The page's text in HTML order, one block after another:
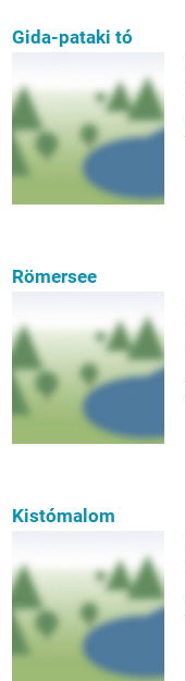
Gida-pataki tó
Römersee
Kistómalom